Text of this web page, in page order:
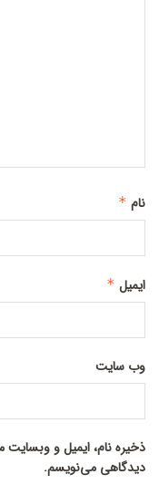
نام *
ایمیل *
وب‌ سایت
ذخیره نام، ایمیل و وبسایت
دیدگاهی می‌نویسم.